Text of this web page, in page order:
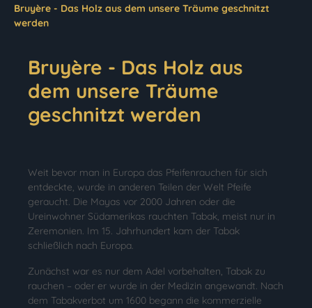
Bruyère - Das Holz aus dem unsere Träume geschnitzt
werden
Bruyère - Das Holz aus
dem unsere Träume
geschnitzt werden
Weit bevor man in Europa das Pfeifenrauchen für sich
entdeckte, wurde in anderen Teilen der Welt Pfeife
geraucht. Die Mayas vor 2000 Jahren oder die
Ureinwohner Südamerikas rauchten Tabak, meist nur in
Zeremonien. Im 15. Jahrhundert kam der Tabak
schließlich nach Europa.
Zunächst war es nur dem Adel vorbehalten, Tabak zu
rauchen – oder er wurde in der Medizin angewandt. Nach
dem Tabakverbot um 1600 begann die kommerzielle